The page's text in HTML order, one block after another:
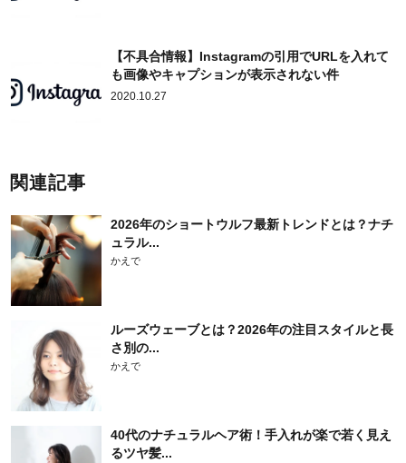
【不具合情報】Instagramの引用でURLを入れて
も画像やキャプションが表示されない件
2020.10.27
関連記事
2026年のショートウルフ最新トレンドとは？ナチ
ュラル...
かえで
ルーズウェーブとは？2026年の注目スタイルと長
さ別の...
かえで
40代のナチュラルヘア術！手入れが楽で若く見え
るツヤ髪...